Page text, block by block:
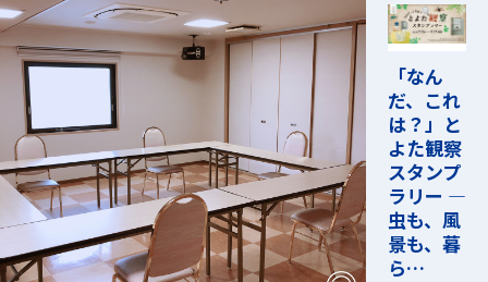
「なん
だ、これ
は？」と
よた観察
スタンプ
ラリー ―
虫も、風
景も、暮
ら…